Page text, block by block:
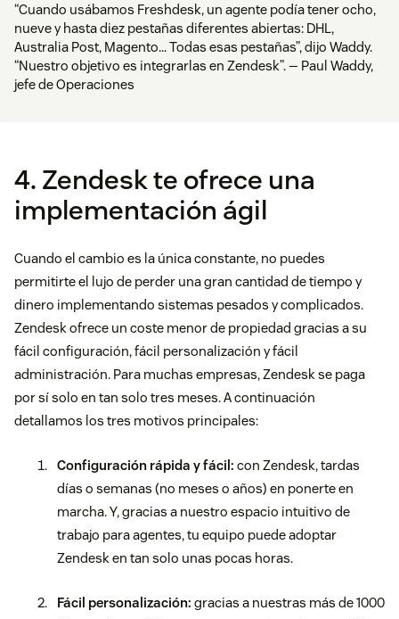
“Cuando usábamos Freshdesk, un agente podía tener ocho,
nueve y hasta diez pestañas diferentes abiertas: DHL,
Australia Post, Magento… Todas esas pestañas”, dijo Waddy.
“Nuestro objetivo es integrarlas en Zendesk”. — Paul Waddy,
jefe de Operaciones
4. Zendesk te ofrece una
implementación ágil
Cuando el cambio es la única constante, no puedes
permitirte el lujo de perder una gran cantidad de tiempo y
dinero implementando sistemas pesados y complicados.
Zendesk ofrece un coste menor de propiedad gracias a su
fácil configuración, fácil personalización y fácil
administración. Para muchas empresas, Zendesk se paga
por sí solo en tan solo tres meses. A continuación
detallamos los tres motivos principales:
Configuración rápida y fácil: con Zendesk, tardas
días o semanas (no meses o años) en ponerte en
marcha. Y, gracias a nuestro espacio intuitivo de
trabajo para agentes, tu equipo puede adoptar
Zendesk en tan solo unas pocas horas.
Fácil personalización: gracias a nuestras más de 1000